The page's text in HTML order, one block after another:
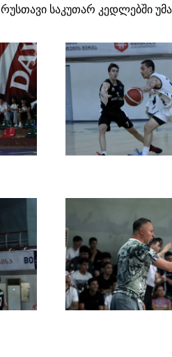
საკუთარ კედლებში